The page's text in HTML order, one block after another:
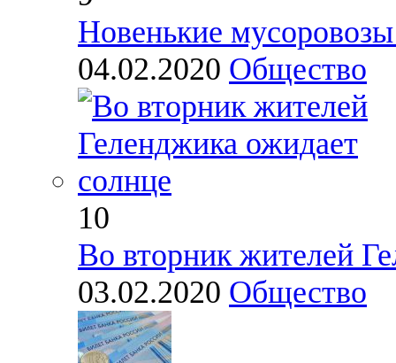
Новенькие
04.02.2020 Общество
10
Во вторник жителей
03.02.2020 Общество